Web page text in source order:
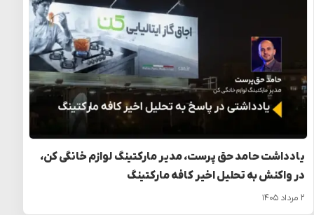
یادداشت حامد حق‌ پرست، مدیر مارکتینگ لوازم خانگی کن،
در واکنش به تحلیل اخیر کافه مارکتینگ
۲ مرداد ۱۴۰۵